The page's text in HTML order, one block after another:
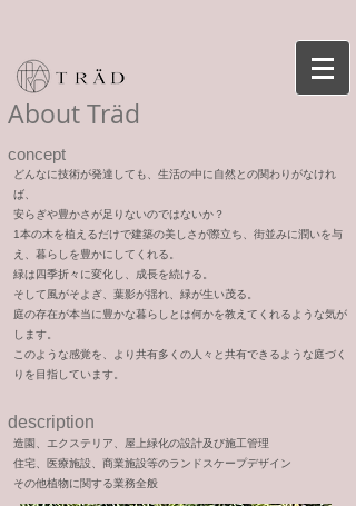
About Träd
concept
どんなに技術が発達しても、生活の中に自然との関わりがなけれ
ば、
安らぎや豊かさが足りないのではないか？
1本の木を植えるだけで建築の美しさが際立ち、街並みに潤いを与
え、暮らしを豊かにしてくれる。
緑は四季折々に変化し、成長を続ける。
そして風がそよぎ、葉影が揺れ、緑が生い茂る。
庭の存在が本当に豊かな暮らしとは何かを教えてくれるような気が
します。
このような感覚を、より共有多くの人々と共有できるような庭づく
りを目指しています。
description
造園、エクステリア、屋上緑化の設計及び施工管理
住宅、医療施設、商業施設等のランドスケープデザイン
その他植物に関する業務全般​​​​​​​​​​​​​​​​​​​​​​​​​​​​